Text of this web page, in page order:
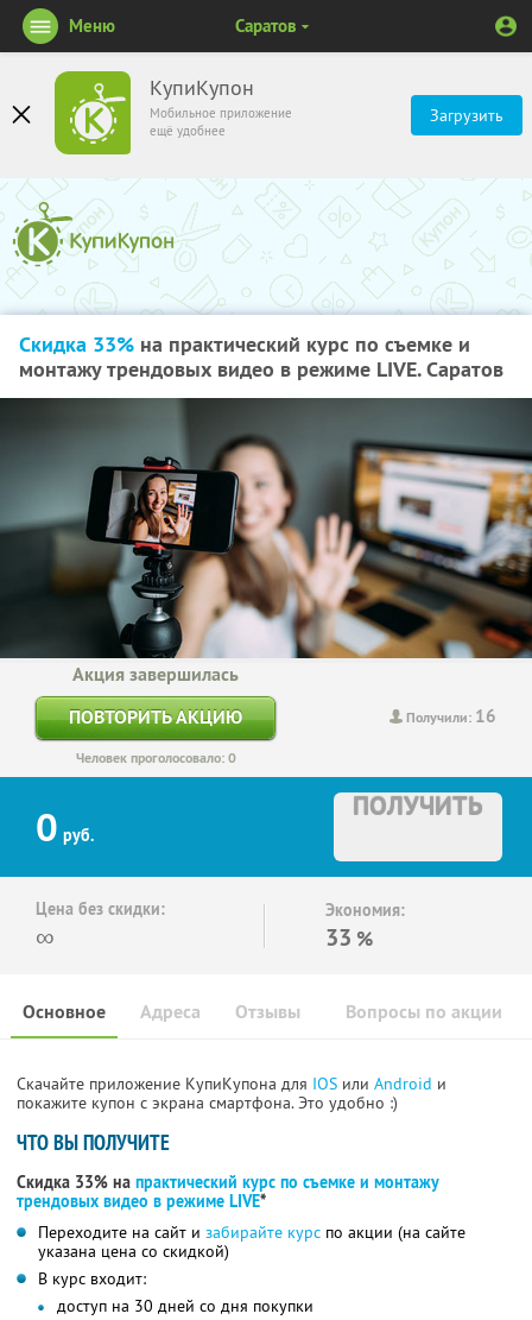
КупиКупон
Мобильное приложение
ещё удобнее
Загрузить
Меню Саратов
Скидка 33% на практический курс по съемке и
монтажу трендовых видео в режиме LIVE. Саратов
Получили: 16
Акция завершилась
ПОВТОРИТЬ АКЦИЮ
Человек проголосовало: 0
0 руб.
ПОЛУЧИТЬ
Цена без скидки:
∞
Экономия:
33 %
Основное Отзывы Вопросы по акции
Адреса
Скачайте приложение КупиКупона для IOS или Android и
покажите купон с экрана смартфона. Это удобно :)
ЧТО ВЫ ПОЛУЧИТЕ
Скидка 33% на практический курс по съемке и монтажу
трендовых видео в режиме LIVE*
Переходите на сайт и забирайте курс по акции (на сайте
указана цена со скидкой)
В курс входит:
доступ на 30 дней со дня покупки